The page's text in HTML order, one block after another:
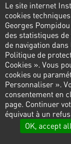
Stay
Pied
de
page
Privacy policy
Le site internet
cookies
Georges
des statistiques
de navigation
Politique de
Cookies ». Vous
cookies ou
Personnaliser ».
consentement en
page. Continuer
équivaut à un
OK, accept